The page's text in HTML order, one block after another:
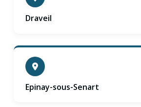
Draveil
Epinay-sous-Senart